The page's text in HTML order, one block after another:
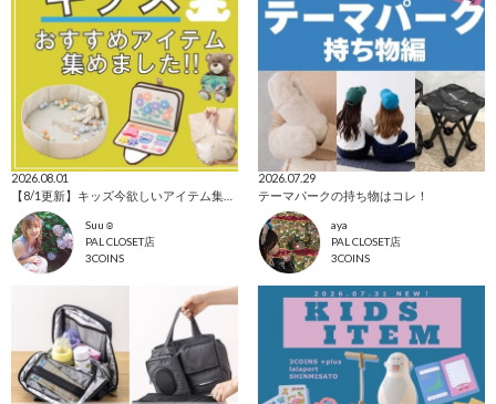
2026.08.01
Suu☺︎
PAL CLOSET店
3COINS
2026.07.29
テーマパークの持ち物はコレ！
aya
PAL CLOSET店
3COINS